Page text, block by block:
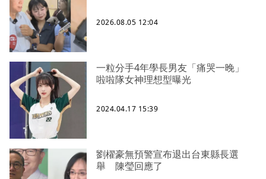
2026.08.05 12:04
一粒分手4年學長男友「痛哭一晚」
啦啦隊女神理想型曝光
2024.04.17 15:39
劉櫂豪無預警宣布退出台東縣長選
舉 陳瑩回應了